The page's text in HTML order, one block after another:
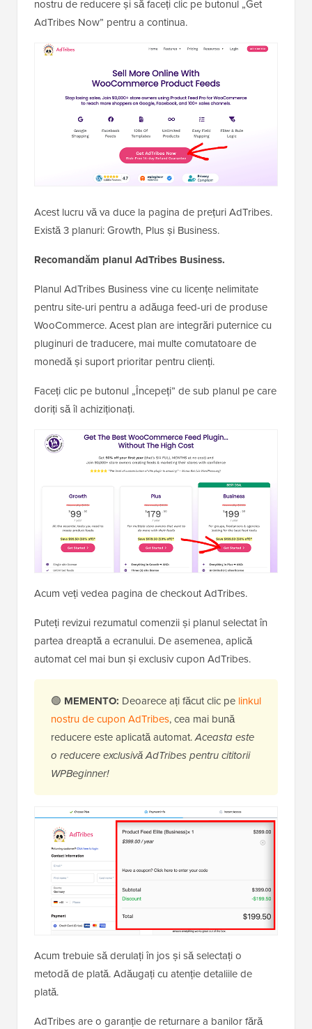
nostru de reducere și să faceți clic pe butonul „Get
AdTribes Now” pentru a continua.
Acest lucru vă va duce la pagina de prețuri AdTribes.
Există 3 planuri: Growth, Plus și Business.
Recomandăm planul AdTribes Business.
Planul AdTribes Business vine cu licențe nelimitate
pentru site-uri pentru a adăuga feed-uri de produse
WooCommerce. Acest plan are integrări puternice cu
pluginuri de traducere, mai multe comutatoare de
monedă și suport prioritar pentru clienți.
Faceți clic pe butonul „Începeți” de sub planul pe care
doriți să îl achiziționați.
Acum veți vedea pagina de checkout AdTribes.
Puteți revizui rezumatul comenzii și planul selectat în
partea dreaptă a ecranului. De asemenea, aplică
automat cel mai bun și exclusiv cupon AdTribes.
🟢 MEMENTO: Deoarece ați făcut clic pe linkul
nostru de cupon AdTribes, cea mai bună
reducere este aplicată automat.Aceasta este
o reducere exclusivă AdTribes pentru cititorii
WPBeginner!
Acum trebuie să derulați în jos și să selectați o
metodă de plată. Adăugați cu atenție detaliile de
plată.
AdTribes are o garanție de returnare a banilor fără